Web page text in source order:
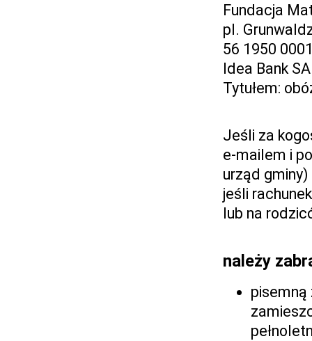
Fundacja
pl.
56 1950
Idea Bank SA
Tytułem:
Jeśli za
e-mailem i
urząd
jeśli
lub na
należy
pisemną